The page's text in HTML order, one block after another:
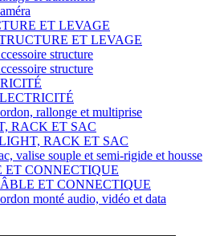
ET LEVAGE
ET LEVAGE
structure
structure
rallonge et multiprise
RACK ET SAC
RACK ET SAC
valise souple et semi-rigide et housse
ET CONNECTIQUE
ET CONNECTIQUE
monté audio, vidéo et data